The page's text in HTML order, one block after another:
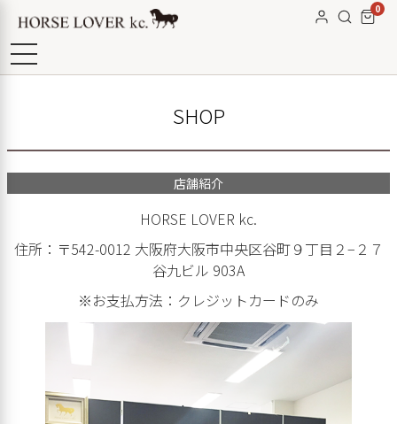
0
SHOP
店舗紹介
HORSE LOVER kc.
住所：〒542-0012 大阪府大阪市中央区谷町９丁目２−２７
谷九ビル 903A
※お支払方法：クレジットカードのみ